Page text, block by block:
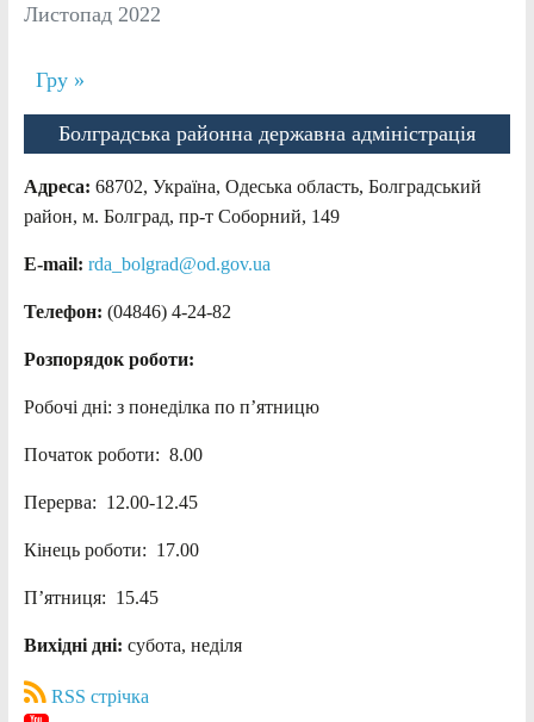
Листопад 2022
Гру »
Болградська районна державна адміністрація
Адреса: 68702, Україна, Одеська область, Болградський
район, м. Болград, пр-т Соборний, 149
E-mail: rda_bolgrad@od.gov.ua
Телефон: (04846) 4-24-82
Розпорядок роботи:
Робочі дні: з понеділка по п’ятницю
Початок роботи: 8.00
Перерва: 12.00-12.45
Кінець роботи: 17.00
П’ятниця: 15.45
Вихідні дні: субота, неділя
RSS стрічка